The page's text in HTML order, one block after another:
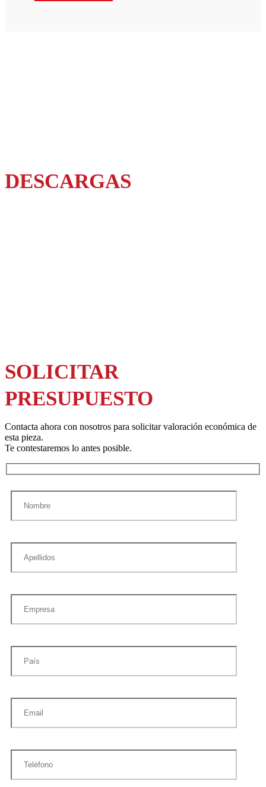
DESCARGAS
SOLICITAR
PRESUPUESTO
Contacta ahora con nosotros para solicitar valoración económica de
esta pieza.
Te contestaremos lo antes posible.